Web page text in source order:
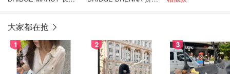
大家都在抢
1 2 3